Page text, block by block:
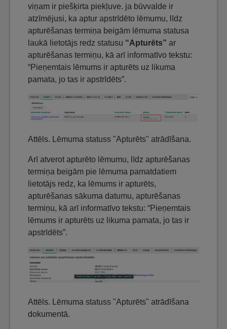
viņam ir piešķirta piekļuve. ja būvvalde ir
atzīmējusi, ka aptur apstrīdēto lēmumu, līdz
apturēšanas termiņa beigām lēmuma statusa
laukā lietotājs redz statusu “Apturēts” ar
apturēšanas termiņu, kā arī informatīvo tekstu:
“Pieņemtais lēmums ir apturēts uz likuma
pamata, jo tas ir apstrīdēts”.
Attēls. Lēmuma statuss "Apturēts" atrādīšana.
Arī atverot apturēto lēmumu, līdz apturēšanas
termiņa beigām pie lēmuma pamatdatiem
lietotājs redz, ka lēmums ir apturēts,
apturēšanas sākuma datumu, apturēšanas
termiņu, kā arī informatīvo tekstu: “Pieņemtais
lēmums ir apturēts uz likuma pamata, jo tas ir
apstrīdēts”.
Attēls. Lēmuma statuss "Apturēts" atrādīšana
dokumentā.